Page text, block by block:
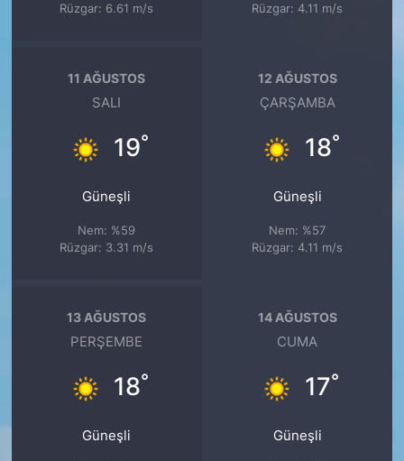
Rüzgar: 6.61 m/s
Rüzgar: 4.11 m/s
11 AĞUSTOS
SALI
19°
Güneşli
Nem: %59
Rüzgar: 3.31 m/s
12 AĞUSTOS
ÇARŞAMBA
18°
Güneşli
Nem: %57
Rüzgar: 4.11 m/s
13 AĞUSTOS
PERŞEMBE
18°
Güneşli
14 AĞUSTOS
CUMA
17°
Güneşli